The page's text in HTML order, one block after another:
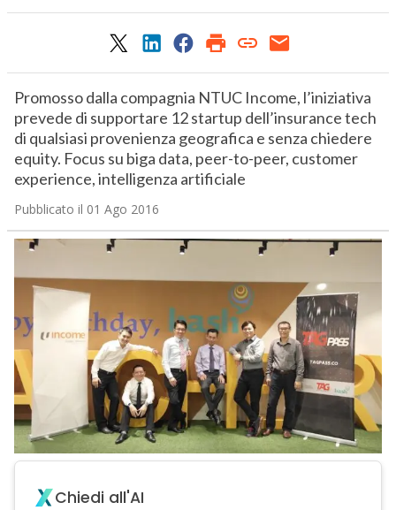
Promosso dalla compagnia NTUC Income, l’iniziativa
prevede di supportare 12 startup dell’insurance tech
di qualsiasi provenienza geografica e senza chiedere
equity. Focus su biga data, peer-to-peer, customer
experience, intelligenza artificiale
Pubblicato il 01 Ago 2016
Chiedi all'AI